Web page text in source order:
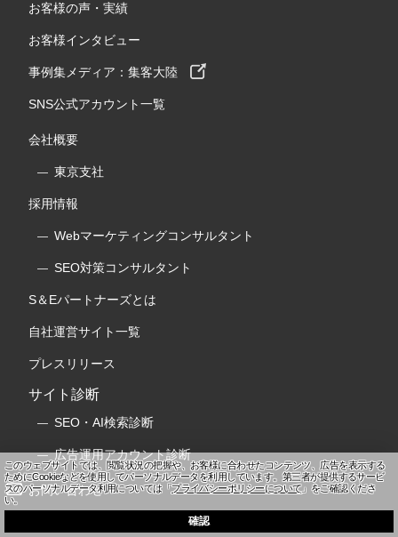
お客様の声・実績
お客様インタビュー
事例集メディア：集客大陸
SNS公式アカウント一覧
会社概要
東京支社
採用情報
Webマーケティングコンサルタント
SEO対策コンサルタント
S＆Eパートナーズとは
自社運営サイト一覧
プレスリリース
サイト診断
SEO・AI検索診断
広告運用アカウント診断
お問い合わせ
代表者様・決裁者様のお問い合わせ
このウェブサイトでは、閲覧状況の把握や、お客様に合わせたコンテンツ、広告を表示する
ためにCookieなどを使用してパーソナルデータを利用しています。第三者が提供するサービ
スのパーソナルデータ利用については「プライバシーポリシーについて」をご確認くださ
い。
確認